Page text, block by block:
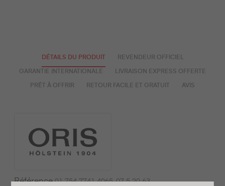
DÉTAILS DU PRODUIT REVENDEUR OFFICIEL
GARANTIE INTERNATIONALE LIVRAISON EXPRESS OFFERTE
PRÊT À OFFRIR RETOUR FACILE ET GRATUIT AVIS
Référence 01 754 7741 4065-07 5 20 63